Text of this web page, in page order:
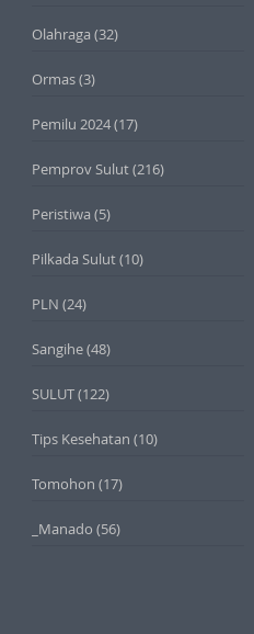
Olahraga (32)
Ormas(3)
Pemilu 2024(17)
Pemprov Sulut(216)
Peristiwa (5)
Pilkada Sulut(10)
PLN (24)
Sangihe(48)
SULUT(122)
Tips Kesehatan (10)
Tomohon (17)
_Manado (56)